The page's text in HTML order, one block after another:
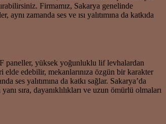
Firmamız, Sakarya genelinde
zamanda ses ve ısı yalıtımına da katkıda
paneller, yüksek yoğunluklu lif levhalardan
edebilir, mekanlarınıza özgün bir karakter
ses yalıtımına da katkı sağlar. Sakarya’da
sıra, dayanıklılıkları ve uzun ömürlü olmaları